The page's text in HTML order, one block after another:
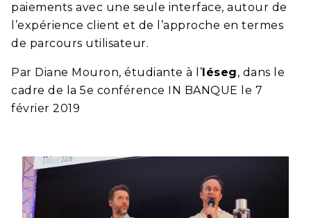
paiements avec une seule interface, autour de
l’expérience client et de l’approche en termes
de parcours utilisateur.
Par Diane Mouron, étudiante à l’Iéseg, dans le
cadre de la 5e conférence IN BANQUE le 7
février 2019